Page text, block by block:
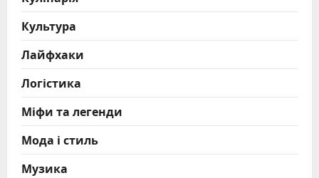
Культура
Лайфхаки
Логістика
Міфи та легенди
Мода і стиль
Музика